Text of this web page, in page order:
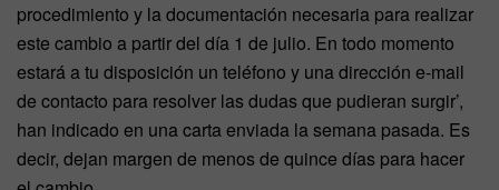
procedimiento y la documentación necesaria para realizar
este cambio a partir del día 1 de julio. En todo momento
estará a tu disposición un teléfono y una dirección e-mail
de contacto para resolver las dudas que pudieran surgir’,
han indicado en una carta enviada la semana pasada. Es
decir, dejan margen de menos de quince días para hacer